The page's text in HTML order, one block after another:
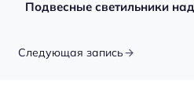
Подвесные светильники
Следующая запись